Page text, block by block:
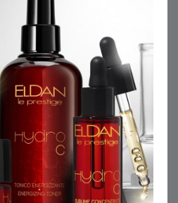
МАСЛО АРГАНИИ
Содержит ценные
полиненасыщенные жирные
кислоты. Обладает
омолаживающими,
смягчающими и
увлажняющими свойствами